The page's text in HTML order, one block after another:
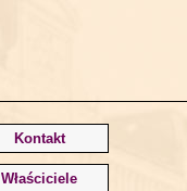
Kontakt
Właściciele